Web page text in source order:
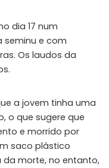
dia 17 num
seminu e com
Os laudos da
a jovem tinha uma
o que sugere que
e morrido por
saco plástico
da morte, no entanto,